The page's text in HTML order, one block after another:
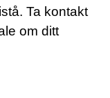
Ta kontakt
om ditt